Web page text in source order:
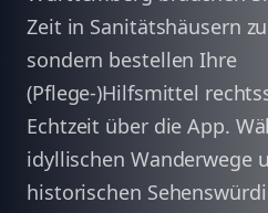
Zeit in Sanitätshäusern
sondern bestellen Ihre
(Pflege-)Hilfsmittel
Echtzeit über die App.
idyllischen Wanderwege
historischen